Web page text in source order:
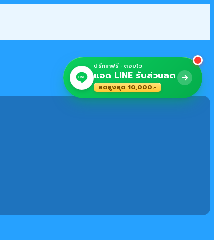
LINE
ปรึกษาฟรี · ตอบไว
แอด LINE รับส่วนลด
ลดสูงสุด 10,000.-